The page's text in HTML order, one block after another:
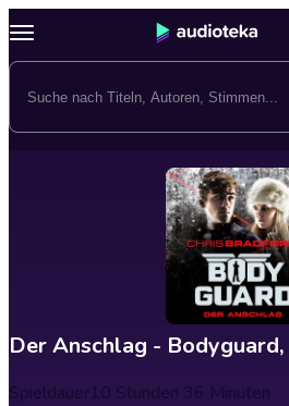
Der Anschlag -
Spieldauer10 Stunden 36 Minuten